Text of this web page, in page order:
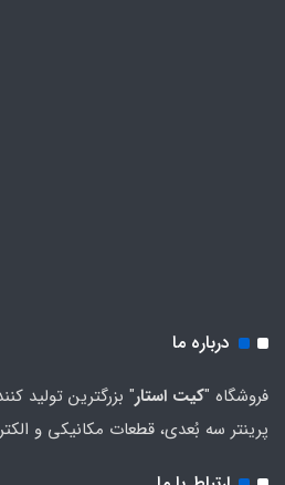
درباره ما
فروشگاه "کیت استار" بزرگترین تولید
پرینتر سه بُعدی، قطعات مکانیکی و